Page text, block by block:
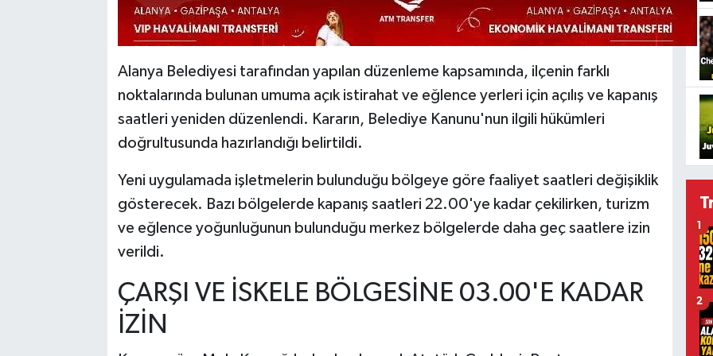
Alanya Belediyesi tarafından yapılan düzenleme kapsamında, ilçenin farklı
noktalarında bulunan umuma açık istirahat ve eğlence yerleri için açılış ve kapanış
saatleri yeniden düzenlendi. Kararın, Belediye Kanunu'nun ilgili hükümleri
doğrultusunda hazırlandığı belirtildi.
Yeni uygulamada işletmelerin bulunduğu bölgeye göre faaliyet saatleri değişiklik
gösterecek. Bazı bölgelerde kapanış saatleri 22.00'ye kadar çekilirken, turizm
ve eğlence yoğunluğunun bulunduğu merkez bölgelerde daha geç saatlere izin
verildi.
ÇARŞI VE İSKELE BÖLGESİNE 03.00'E KADAR
İZİN
1
2